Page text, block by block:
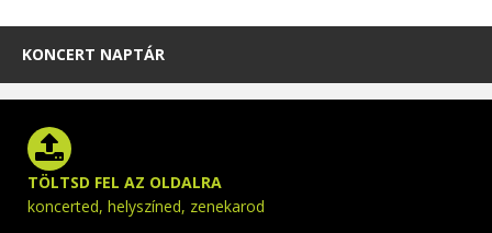
KONCERT NAPTÁR
TÖLTSD FEL AZ OLDALRA
koncerted, helyszíned, zenekarod